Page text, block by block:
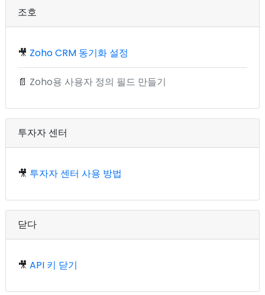
조호
🎥 Zoho CRM 동기화 설정
📄 Zoho용 사용자 정의 필드 만들기
투자자 센터
🎥 투자자 센터 사용 방법
닫다
🎥 API 키 닫기